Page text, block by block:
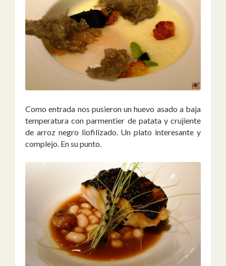
Como entrada nos pusieron un huevo asado a baja
temperatura con parmentier de patata y crujiente
de arroz negro liofilizado. Un plato interesante y
complejo. En su punto.